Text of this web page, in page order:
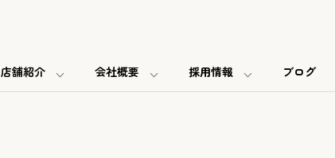
店舗紹介 会社概要 採用情報 ブログ